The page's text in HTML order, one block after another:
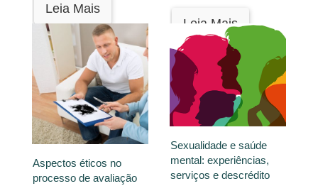
Leia Mais
Leia Mais
Aspectos éticos no
processo de avaliação
Sexualidade e saúde
mental: experiências,
serviços e descrédito